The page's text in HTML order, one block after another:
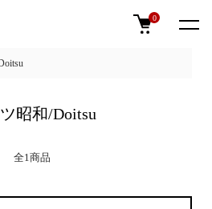
0
ツ昭和/Doitsu
全1商品